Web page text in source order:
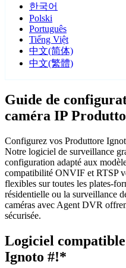
한국어
Polski
Português
Tiếng Việt
中文(简体)
中文(繁體)
Guide de
caméra IP
Configurez vos Produttore
Notre logiciel de surveillance
configuration adapté aux
compatibilité ONVIF et RTSP
flexibles sur toutes les plates-
résidentielle ou la surveillance
caméras avec Agent DVR
sécurisée.
Logiciel
Ignoto #!*